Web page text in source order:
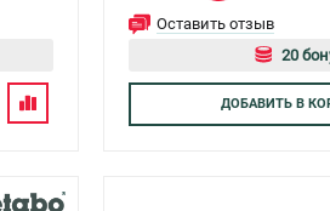
Оставить отзыв
20
ДОБАВИТЬ В